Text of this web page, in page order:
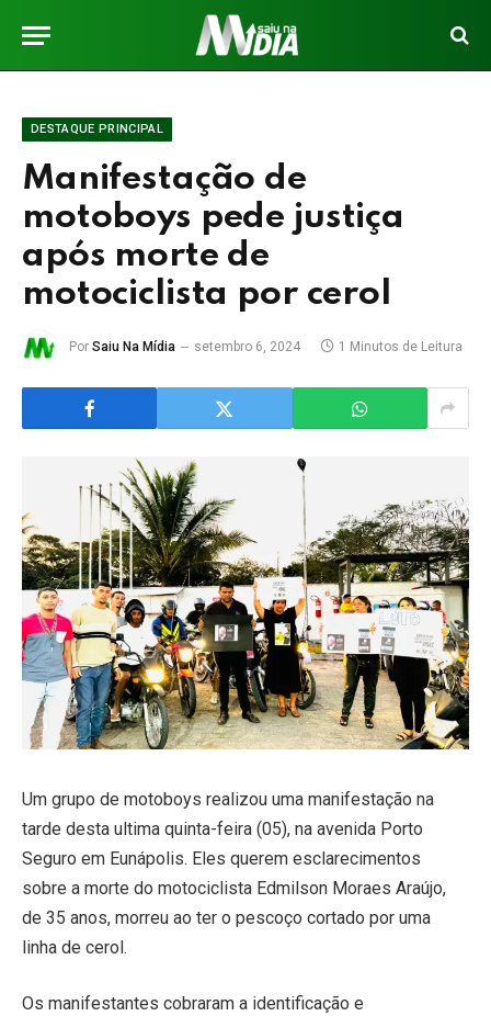
DESTAQUE PRINCIPAL
Manifestação de
motoboys pede justiça
após morte de
motociclista por cerol
Por Saiu Na Mídia setembro 6, 2024 1 Minutos de Leitura
Um grupo de motoboys realizou uma manifestação na
tarde desta ultima quinta-feira (05), na avenida Porto
Seguro em Eunápolis. Eles querem esclarecimentos
sobre a morte do motociclista Edmilson Moraes Araújo,
de 35 anos, morreu ao ter o pescoço cortado por uma
linha de cerol.
Os manifestantes cobraram a identificação e